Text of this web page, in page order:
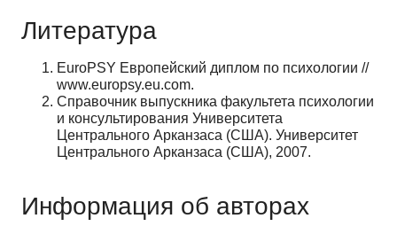
Литература
EuroPSY Европейский диплом по психологии //
www.europsy.eu.com.
Справочник выпускника факультета психологии
и консультирования Университета
Центрального Арканзаса (США). Университет
Центрального Арканзаса (США), 2007.
Информация об авторах